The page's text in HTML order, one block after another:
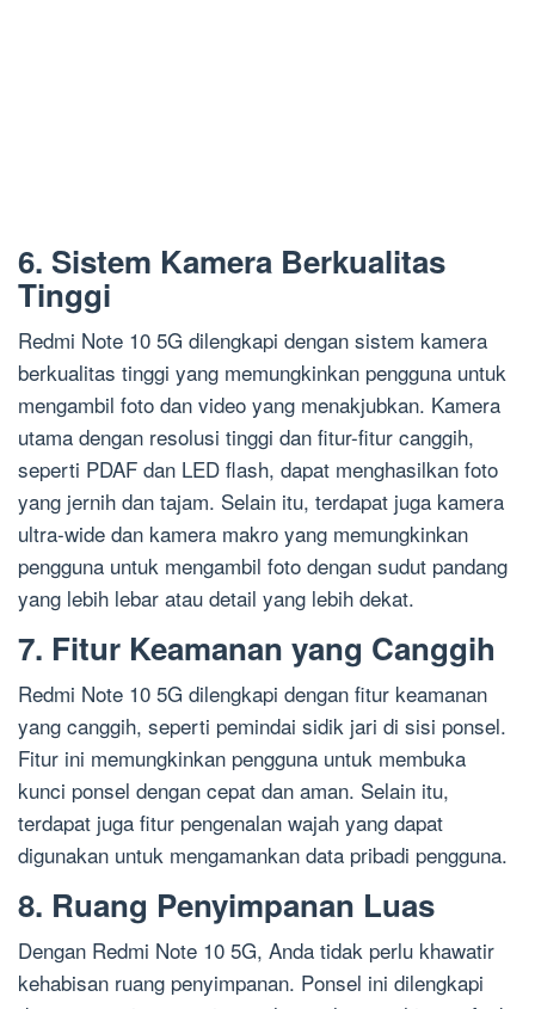
6. Sistem Kamera Berkualitas
Tinggi
Redmi Note 10 5G dilengkapi dengan sistem kamera
berkualitas tinggi yang memungkinkan pengguna untuk
mengambil foto dan video yang menakjubkan. Kamera
utama dengan resolusi tinggi dan fitur-fitur canggih,
seperti PDAF dan LED flash, dapat menghasilkan foto
yang jernih dan tajam. Selain itu, terdapat juga kamera
ultra-wide dan kamera makro yang memungkinkan
pengguna untuk mengambil foto dengan sudut pandang
yang lebih lebar atau detail yang lebih dekat.
7. Fitur Keamanan yang Canggih
Redmi Note 10 5G dilengkapi dengan fitur keamanan
yang canggih, seperti pemindai sidik jari di sisi ponsel.
Fitur ini memungkinkan pengguna untuk membuka
kunci ponsel dengan cepat dan aman. Selain itu,
terdapat juga fitur pengenalan wajah yang dapat
digunakan untuk mengamankan data pribadi pengguna.
8. Ruang Penyimpanan Luas
Dengan Redmi Note 10 5G, Anda tidak perlu khawatir
kehabisan ruang penyimpanan. Ponsel ini dilengkapi